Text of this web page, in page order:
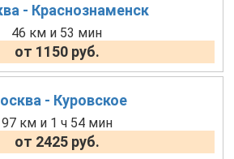
- Краснознаменск
46 км и 53 мин
от 1150 руб.
- Куровское
97 км и 1 ч 54 мин
от 2425 руб.